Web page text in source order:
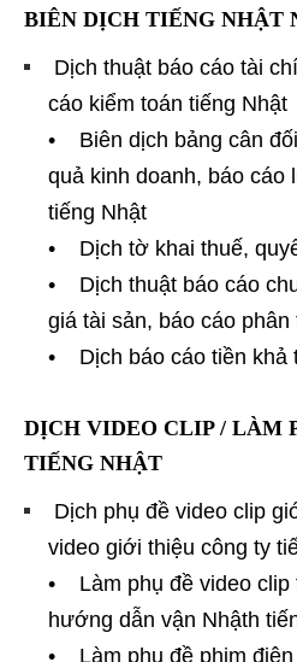
BIÊN DỊCH TIẾNG NHẬT
Dịch thuật báo cáo tài
cáo kiểm toán tiếng Nhật
• Biên dịch bảng cân
quả kinh doanh, báo cáo
tiếng Nhật
• Dịch tờ khai thuế,
• Dịch thuật báo cáo
giá tài sản, báo cáo
• Dịch báo cáo tiền khả
DỊCH VIDEO CLIP / LÀM
TIẾNG NHẬT
Dịch phụ đề video clip
video giới thiệu công ty
• Làm phụ đề video clip
hướng dẫn vận Nhậth
• Làm phụ đề phim điện